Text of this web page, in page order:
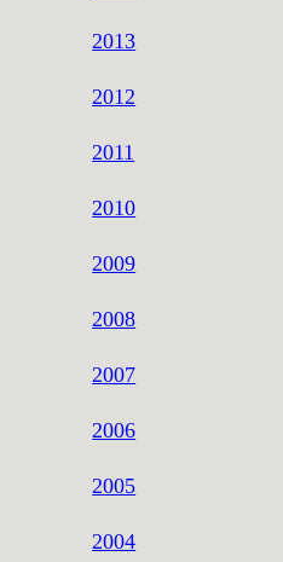
2013
2012
2011
2010
2009
2008
2007
2006
2005
2004